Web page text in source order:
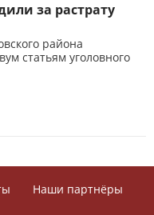
за растрату
района
статьям уголовного
Наши партнёры